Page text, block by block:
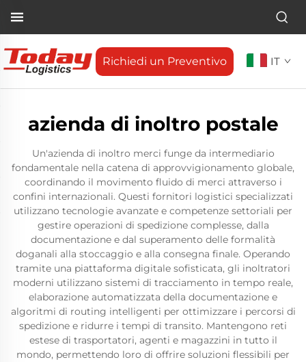
Richiedi un Preventivo IT
azienda di inoltro postale
Un'azienda di inoltro merci funge da intermediario
fondamentale nella catena di approvvigionamento globale,
coordinando il movimento fluido di merci attraverso i
confini internazionali. Questi fornitori logistici specializzati
utilizzano tecnologie avanzate e competenze settoriali per
gestire operazioni di spedizione complesse, dalla
documentazione e dal superamento delle formalità
doganali alla stoccaggio e alla consegna finale. Operando
tramite una piattaforma digitale sofisticata, gli inoltratori
moderni utilizzano sistemi di tracciamento in tempo reale,
elaborazione automatizzata della documentazione e
algoritmi di routing intelligenti per ottimizzare i percorsi di
spedizione e ridurre i tempi di transito. Mantengono reti
estese di trasportatori, agenti e magazzini in tutto il
mondo, permettendo loro di offrire soluzioni flessibili per